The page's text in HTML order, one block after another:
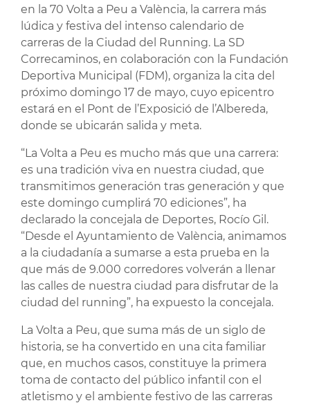
en la 70 Volta a Peu a València, la carrera más
lúdica y festiva del intenso calendario de
carreras de la Ciudad del Running. La SD
Correcaminos, en colaboración con la Fundación
Deportiva Municipal (FDM), organiza la cita del
próximo domingo 17 de mayo, cuyo epicentro
estará en el Pont de l’Exposició de l’Albereda,
donde se ubicarán salida y meta.
“La Volta a Peu es mucho más que una carrera:
es una tradición viva en nuestra ciudad, que
transmitimos generación tras generación y que
este domingo cumplirá 70 ediciones”, ha
declarado la concejala de Deportes, Rocío Gil.
“Desde el Ayuntamiento de València, animamos
a la ciudadanía a sumarse a esta prueba en la
que más de 9.000 corredores volverán a llenar
las calles de nuestra ciudad para disfrutar de la
ciudad del running”, ha expuesto la concejala.
La Volta a Peu, que suma más de un siglo de
historia, se ha convertido en una cita familiar
que, en muchos casos, constituye la primera
toma de contacto del público infantil con el
atletismo y el ambiente festivo de las carreras